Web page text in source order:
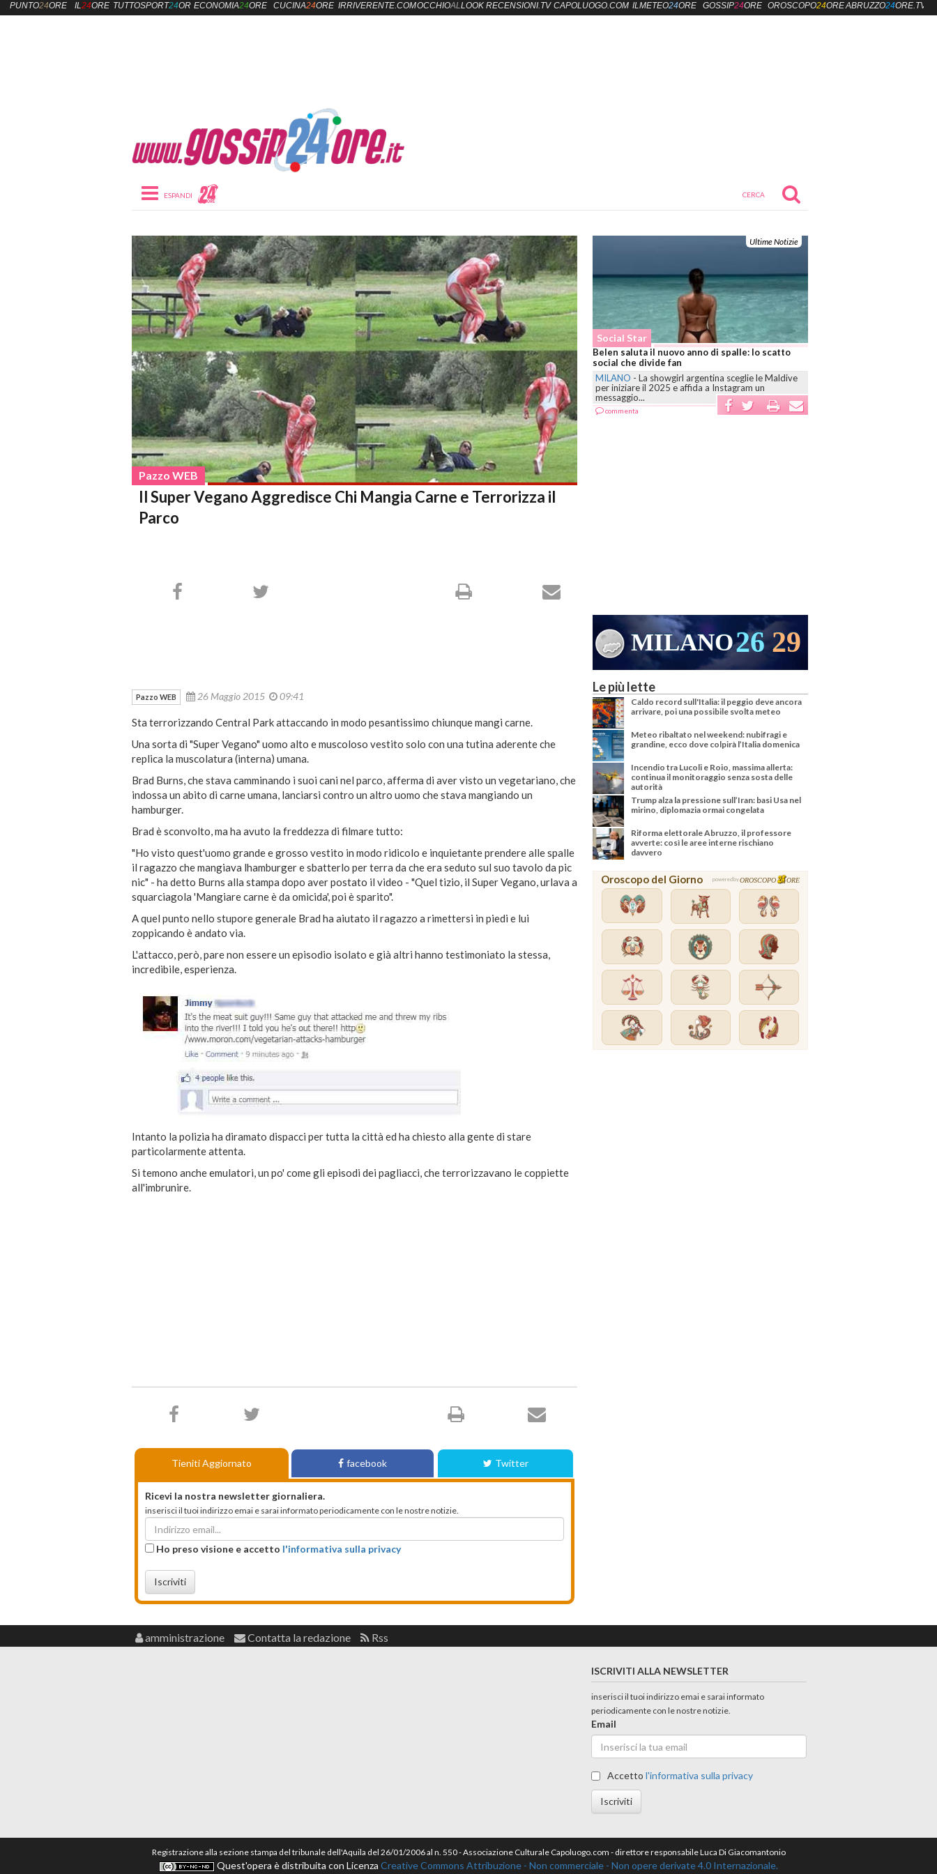
Toggle navigation
Pazzo WEB
Il Super Vegano Aggredisce Chi Mangia Carne e Terrorizza il
Parco
Ultime Notizie
Social Star
Belen saluta il nuovo anno di spalle: lo scatto
social che divide fan
MILANO - La showgirl argentina sceglie le Maldive
per iniziare il 2025 e affida a Instagram un
messaggio...
commenta
MILANO26 29
Pazzo WEB 26 Maggio 2015 09:41
Sta terrorizzando Central Park attaccando in modo pesantissimo chiunque mangi carne.
Una sorta di "Super Vegano" uomo alto e muscoloso vestito solo con una tutina aderente che
replica la muscolatura (interna) umana.
Brad Burns, che stava camminando i suoi cani nel parco, afferma di aver visto un vegetariano, che
indossa un abito di carne umana, lanciarsi contro un altro uomo che stava mangiando un
hamburger.
Brad è sconvolto, ma ha avuto la freddezza di filmare tutto:
"Ho visto quest'uomo grande e grosso vestito in modo ridicolo e inquietante prendere alle spalle
il ragazzo che mangiava lhamburger e sbatterlo per terra da che era seduto sul suo tavolo da pic
nic" - ha detto Burns alla stampa dopo aver postato il video - "Quel tizio, il Super Vegano, urlava a
squarciagola 'Mangiare carne è da omicida', poi è sparito".
A quel punto nello stupore generale Brad ha aiutato il ragazzo a rimettersi in piedi e lui
zoppicando è andato via.
L'attacco, però, pare non essere un episodio isolato e già altri hanno testimoniato la stessa,
incredibile, esperienza.
Intanto la polizia ha diramato dispacci per tutta la città ed ha chiesto alla gente di stare
particolarmente attenta.
Si temono anche emulatori, un po' come gli episodi dei pagliacci, che terrorizzavano le coppiette
all'imbrunire.
Tieniti Aggiornato facebook Twitter
Ricevi la nostra newsletter giornaliera.
inserisci il tuoi indirizzo emai e sarai informato periodicamente con le nostre notizie.
Ho preso visione e accetto l'informativa sulla privacy
Iscriviti
Le più lette
Caldo record sull'Italia: il peggio deve ancora
arrivare, poi una possibile svolta meteo
Meteo ribaltato nel weekend: nubifragi e
grandine, ecco dove colpirà l’Italia domenica
Incendio tra Lucoli e Roio, massima allerta:
continua il monitoraggio senza sosta delle
autorità
Trump alza la pressione sull’Iran: basi Usa nel
mirino, diplomazia ormai congelata
Riforma elettorale Abruzzo, il professore
avverte: così le aree interne rischiano
davvero
Oroscopo del Giorno powered byOROSCOPO ORE
PUNTO24ORE IL24ORE TUTTOSPORT24OREECONOMIA24ORE CUCINA24ORE IRRIVERENTE.COMOCCHIOALLOOK RECENSIONI.TV CAPOLUOGO.COM ILMETEO24ORE GOSSIP24ORE OROSCOPO24OREABRUZZO24ORE.TV
amministrazione Contatta la redazione Rss
ISCRIVITI ALLA NEWSLETTER
inserisci il tuoi indirizzo emai e sarai informato
periodicamente con le nostre notizie.
Email
Accettol'informativa sulla privacy
Iscriviti
Registrazione alla sezione stampa del tribunale dell'Aquila del 26/01/2006 al n. 550 - Associazione Culturale Capoluogo.com - direttore responsabile Luca Di Giacomantonio
Quest'opera è distribuita con Licenza Creative Commons Attribuzione - Non commerciale - Non opere derivate 4.0 Internazionale.